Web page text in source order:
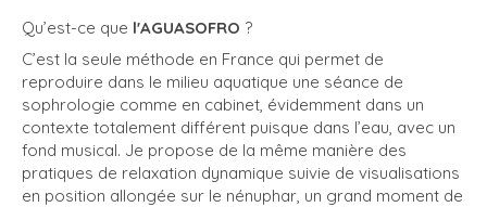
Qu’est-ce que l'AGUASOFRO ?
C’est la seule méthode en France qui permet de
reproduire dans le milieu aquatique une séance de
sophrologie comme en cabinet, évidemment dans un
contexte totalement différent puisque dans l’eau, avec un
fond musical. Je propose de la même manière des
pratiques de relaxation dynamique suivie de visualisations
en position allongée sur le nénuphar, un grand moment de